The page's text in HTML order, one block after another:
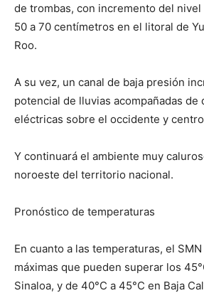
de trombas, con incremento del
50 a 70 centímetros en el litoral de
Roo.
A su vez, un canal de baja presión
potencial de lluvias acompañadas de
eléctricas sobre el occidente y
Y continuará el ambiente muy
noroeste del territorio nacional.
Pronóstico de temperaturas
En cuanto a las temperaturas, el
máximas que pueden superar los
Sinaloa, y de 40°C a 45°C en Baja